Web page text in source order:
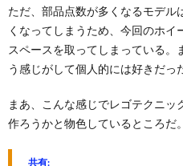
ただ、部品点数が多くなるモデル
くなってしまうため、今回のホイ
スペースを取ってしまっている
う感じがして個人的には好きだっ
まあ、こんな感じでレゴテクニ
作ろうかと物色しているところだ。
共有: